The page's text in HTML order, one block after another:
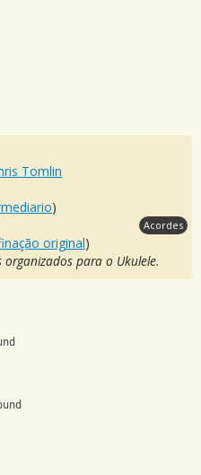
Tomlin
)
Acordes
original)
para o Ukulele.